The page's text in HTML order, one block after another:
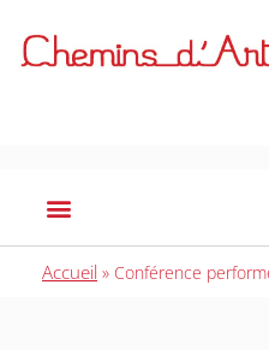
Accueil » Conférence